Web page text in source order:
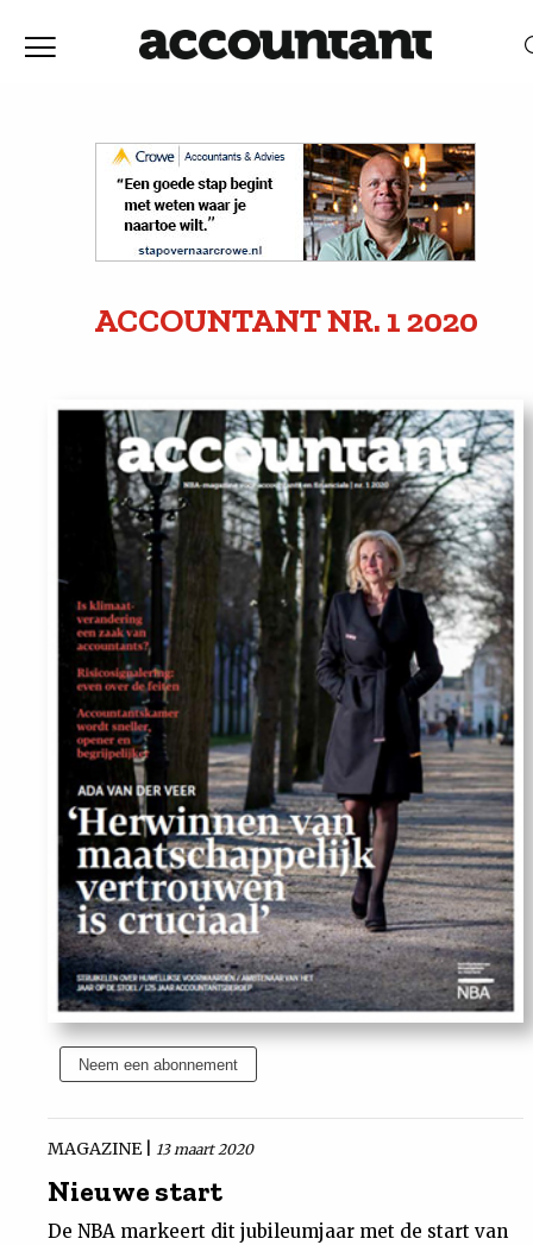
Vaktechniek
Feiten
Tuchtrecht
Magazine
Podcast
Dossiers
Contact
ACCOUNTANTNR. 12020
Neem een abonnement
MAGAZINE | 13 maart 2020
Nieuwe start
De NBA markeert dit jubileumjaar met de start van
RELEVANTIEDATUM